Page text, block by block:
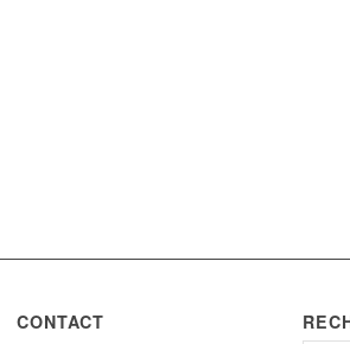
CONTACT